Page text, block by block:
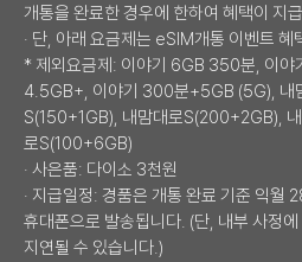
개통을 완료한 경우에 한하여 혜택이 지
· 단, 아래 요금제는 eSIM개통 이벤트 혜
* 제외요금제: 이야기 6GB 350분, 이야
4.5GB+, 이야기 300분+5GB (5G), 내
S(150+1GB), 내맘대로S(200+2GB),
로S(100+6GB)
· 사은품: 다이소 3천원
· 지급일정: 경품은 개통 완료 기준 익월
휴대폰으로 발송됩니다. (단, 내부 사정
지연될 수 있습니다.)